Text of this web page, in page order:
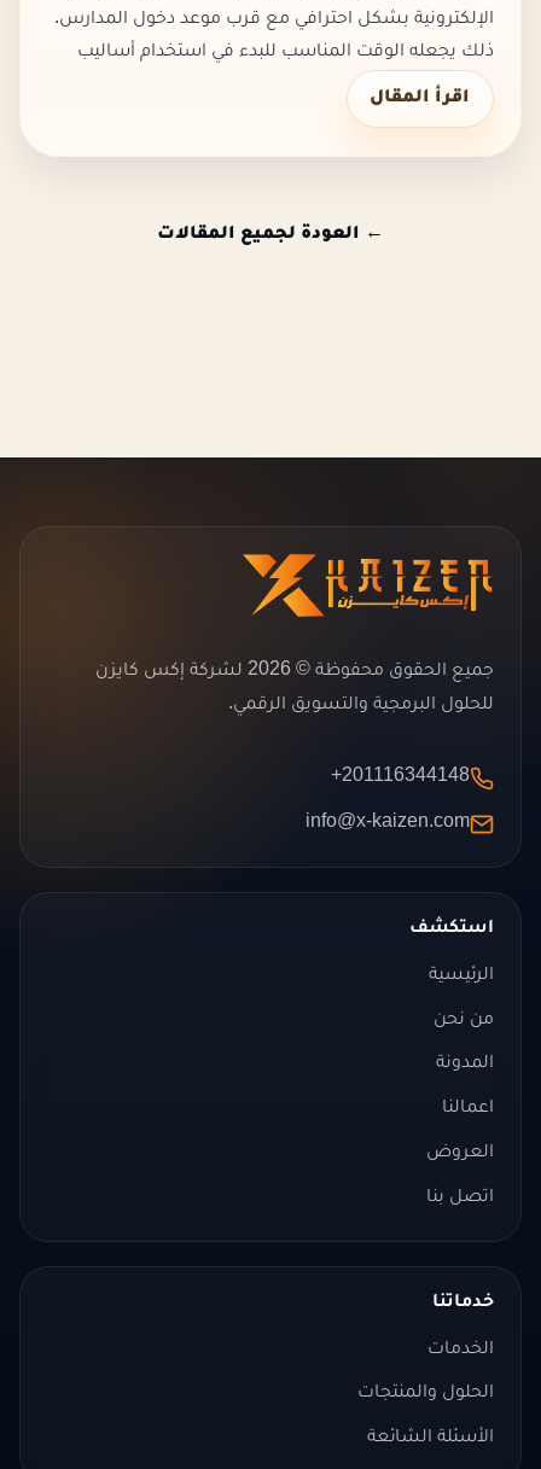
الإلكترونية بشكل احترافي مع قرب موعد دخول المدارس.
ذلك يجعله الوقت المناسب للبدء في استخدام أساليب
تسويق لموسم العودة للمدارس للمواقع الإلكترونية
بأسلوب مبتكر، وتكمن أهم...
اقرأ المقال
← العودة لجميع المقالات
جميع الحقوق محفوظة © 2026 لشركة إكس كايزن
للحلول البرمجية والتسويق الرقمي.
+201116344148
info@x-kaizen.com
استكشف
الرئيسية
من نحن
المدونة
اعمالنا
العروض
اتصل بنا
خدماتنا
الخدمات
الحلول والمنتجات
الأسئلة الشائعة